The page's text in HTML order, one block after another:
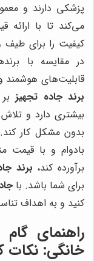
پزشکی دارند و
می‌کند تا با ارائه
کیفیت را برای طیف
در مقایسه با
قابلیت‌های هوشمند
برند جاده تجهیز
بیشتری دارد و
بدون مشکل کار کند.
بادوام و با قیمت
برآورده کند، برند
برای شما باشد. با
کنید و به اهداف
راهنمای گام
خانگی: نکات